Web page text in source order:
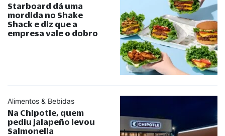
Starboard dá uma
mordida no Shake
Shack e diz que a
empresa vale o dobro
Alimentos & Bebidas
Na Chipotle, quem
pediu jalapeño levou
Salmonella